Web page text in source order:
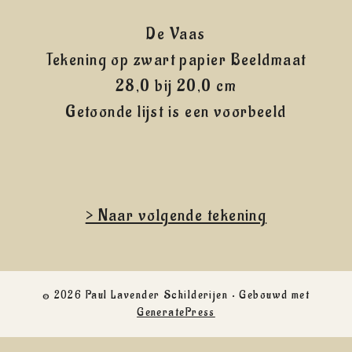
De Vaas
Tekening op zwart papier Beeldmaat
28,0 bij 20,0 cm
Getoonde lijst is een voorbeeld
> Naar volgende tekening
© 2026 Paul Lavender Schilderijen • Gebouwd met
GeneratePress